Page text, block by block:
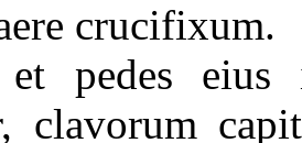
crucifixum.
et pedes
clavorum